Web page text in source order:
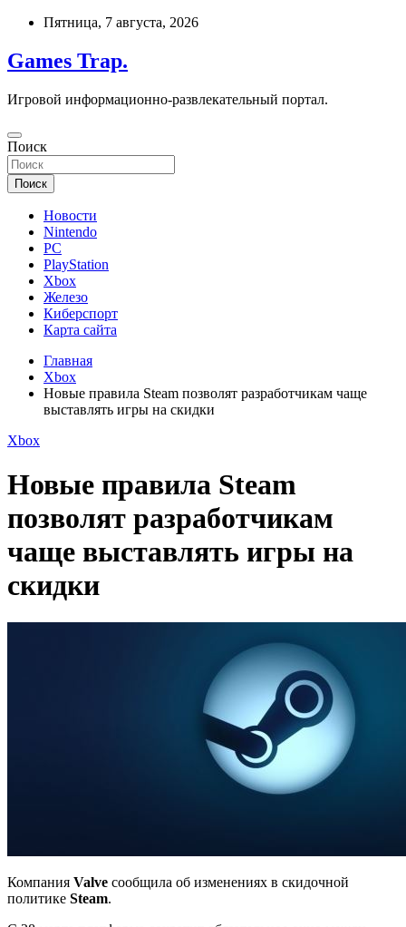
Перейти
содержимому
Пятница, 7 августа, 2026
Games Trap.
Игровой информационно-развлекательный портал.
Поиск
Поиск
Новости
Nintendo
PC
PlayStation
Xbox
Железо
Киберспорт
Карта сайта
Главная
Xbox
Новые правила Steam позволят разработчикам чаще
выставлять игры на скидки
Xbox
Новые правила Steam
позволят разработчикам
чаще выставлять игры на
скидки
Компания Valve сообщила об изменениях в скидочной
политике Steam.